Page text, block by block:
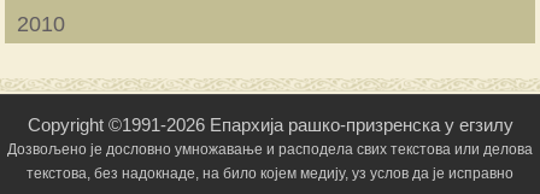
2010
Copyright ©1991-2026 Епархија рашко-призренска у егзилу
Дозвољено је дословно умножавање и расподела свих текстова или делова
текстова, без надокнаде, на било којем медију, уз услов да је исправно